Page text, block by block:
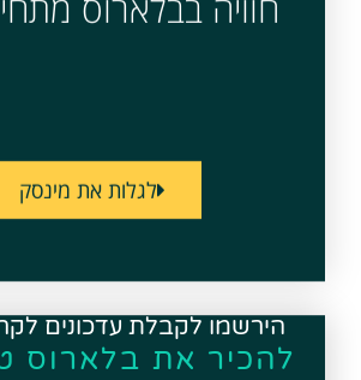
לגלות את מינסק
הירשמו לקבלת עדכונים
להכיר את בלארוס